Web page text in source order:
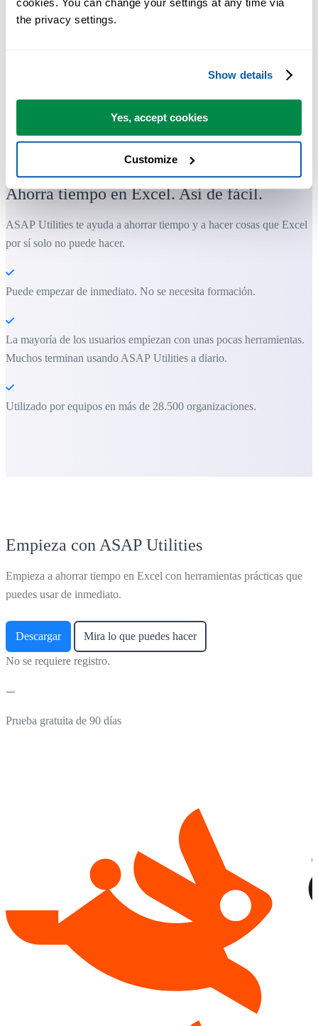
cookies. You can change your settings at any time via
the privacy settings.
Show details
Yes, accept cookies
Customize
Herramientas prácticas que muchos usuarios desearían tener en Excel.
Ahorra tiempo en Excel. Así de fácil.
ASAP Utilities te ayuda a ahorrar tiempo y a hacer cosas que Excel
por sí solo no puede hacer.
Puede empezar de inmediato. No se necesita formación.
La mayoría de los usuarios empiezan con unas pocas herramientas.
Muchos terminan usando ASAP Utilities a diario.
Utilizado por equipos en más de 28.500 organizaciones.
Empieza con ASAP Utilities
Empieza a ahorrar tiempo en Excel con herramientas prácticas que
puedes usar de inmediato.
Descargar Mira lo que puedes hacer
No se requiere registro.
Prueba gratuita de 90 días